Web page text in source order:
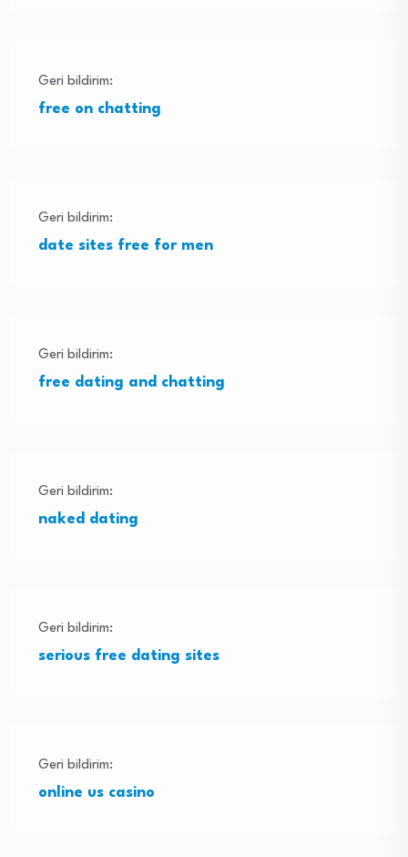
Geri bildirim:
free on chatting
Geri bildirim:
date sites free for men
Geri bildirim:
free dating and chatting
Geri bildirim:
naked dating
Geri bildirim:
serious free dating sites
Geri bildirim:
online us casino